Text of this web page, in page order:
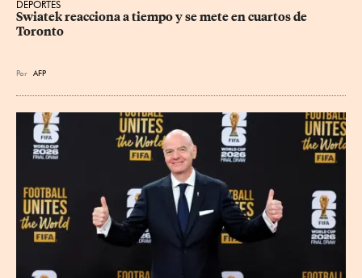
DEPORTES
Swiatek reacciona a tiempo y se mete en cuartos de
Toronto
Por AFP